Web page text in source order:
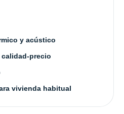
y acústico
precio
vivienda habitual